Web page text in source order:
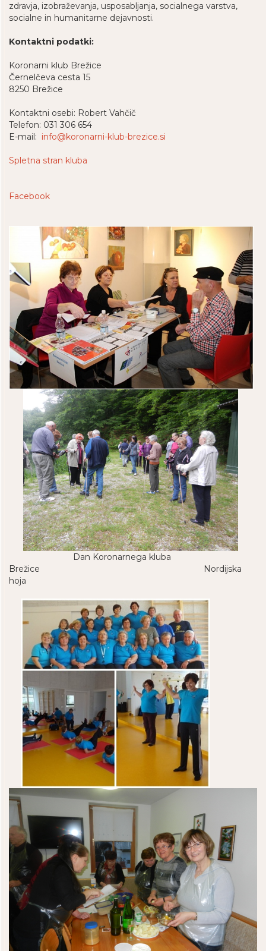
zdravja, izobraževanja, usposabljanja, socialnega varstva,
socialne in humanitarne dejavnosti.
Kontaktni podatki:
Koronarni klub Brežice
Černelčeva cesta 15
8250 Brežice
Kontaktni osebi: Robert Vahčič
Telefon: 031 306 654
E-mail: info@koronarni-klub-brezice.si
Spletna stran kluba
Facebook
Dan Koronarnega kluba
Brežice Nordijska
hoja